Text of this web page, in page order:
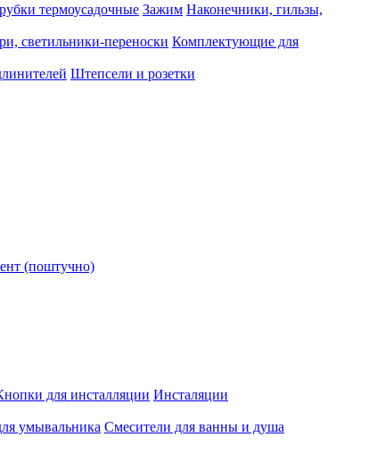
термоусадочные Зажим Наконечники, гильзы,
светильники-переноски Комплектующие для
Штепсели и розетки
(поштучно)
для инсталляции Инсталяции
умывальника Смесители для ванны и душа